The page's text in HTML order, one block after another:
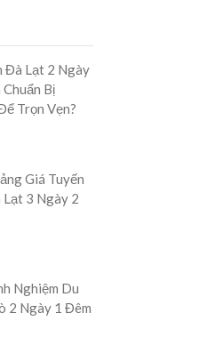
Đà Lạt 2 Ngày
Bị
Trọn Vẹn?
Giá Tuyến
Lạt 3 Ngày 2
Nghiệm Du
2 Ngày 1 Đêm